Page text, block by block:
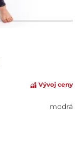
Vývoj ceny
modrá